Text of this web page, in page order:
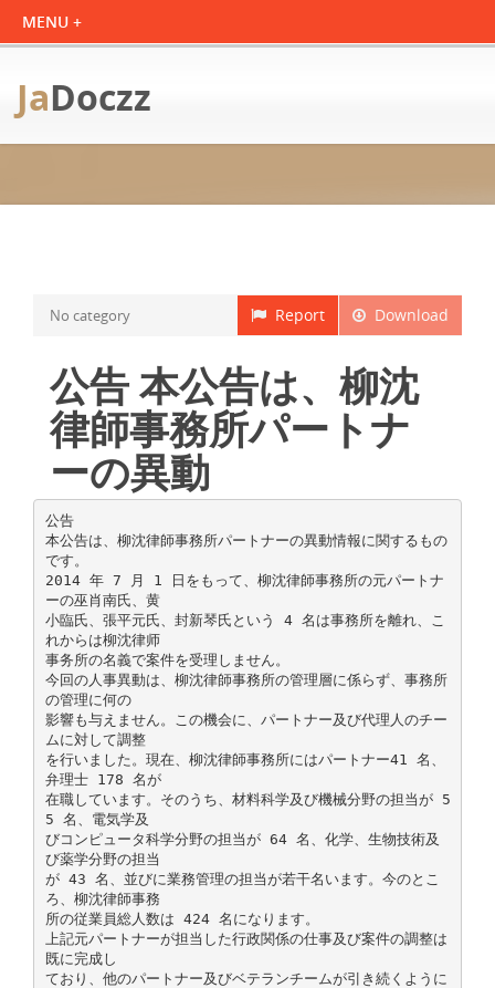
JaDoczz
Download
Report
No category
公告 本公告は、柳沈
律師事務所パートナ
ーの異動
公告
本公告は、柳沈律師事務所パートナーの異動情報に関するもの
です。
2014 年 7 月 1 日をもって、柳沈律師事務所の元パートナ
ーの巫肖南氏、黄
小臨氏、張平元氏、封新琴氏という 4 名は事務所を離れ、こ
れからは柳沈律师
事务所の名義で案件を受理しません。
今回の人事異動は、柳沈律師事務所の管理層に係らず、事務所
の管理に何の
影響も与えません。この機会に、パートナー及び代理人のチー
ムに対して調整
を行いました。現在、柳沈律師事務所にはパートナー41 名、
弁理士 178 名が
在職しています。そのうち、材料科学及び機械分野の担当が 5
5 名、電気学及
びコンピュータ科学分野の担当が 64 名、化学、生物技術及
び薬学分野の担当
が 43 名、並びに業務管理の担当が若干名います。今のとこ
ろ、柳沈律師事務
所の従業員総人数は 424 名になります。
上記元パートナーが担当した行政関係の仕事及び案件の調整は
既に完成し
ており、他のパートナー及びベテランチームが引き続くように